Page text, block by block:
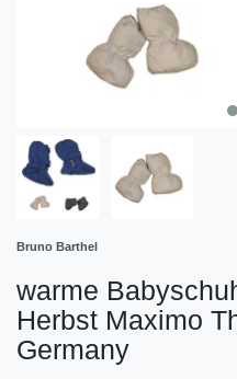
Bruno Barthel
warme
Herbst Maximo
Germany